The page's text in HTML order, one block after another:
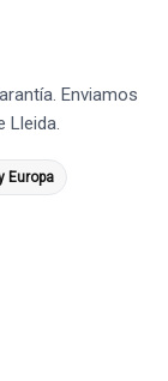
Enviamos
Lleida.
Europa